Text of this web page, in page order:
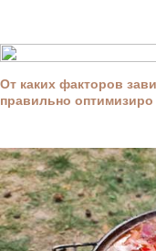
От каких факторов
правильно оптимизиро